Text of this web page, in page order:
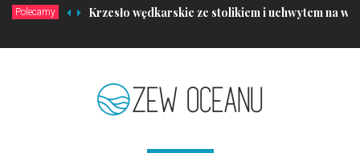
Polecamy Krzesło wędkarskie ze stolikiem i uchwytem na